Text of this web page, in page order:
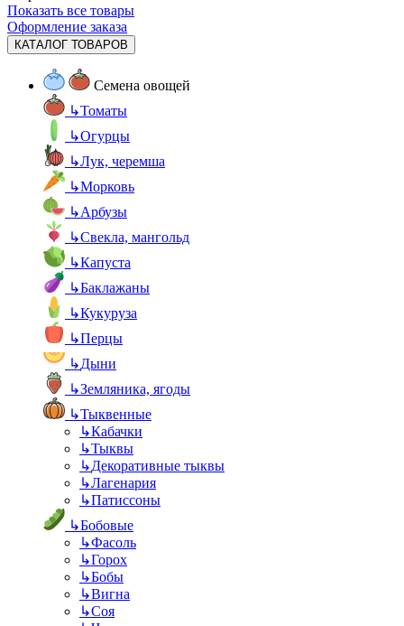
Показать все товары
Оформление заказа
КАТАЛОГ ТОВАРОВ
Семена овощей
↳Томаты
↳Огурцы
↳Лук, черемша
↳Морковь
↳Арбузы
↳Свекла, мангольд
↳Капуста
↳Баклажаны
↳Кукуруза
↳Перцы
↳Дыни
↳Земляника, ягоды
↳Тыквенные
↳Кабачки
↳Тыквы
↳Декоративные тыквы
↳Лагенария
↳Патиссоны
↳Бобовые
↳Фасоль
↳Горох
↳Бобы
↳Вигна
↳Соя